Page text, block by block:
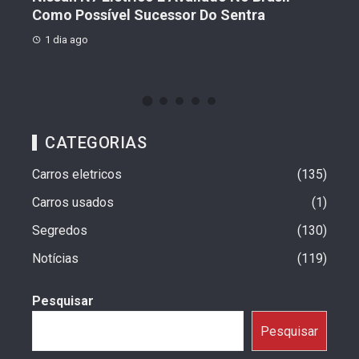
Como Possível Sucessor Do Sentra
1 dia ago
CATEGORIAS
Carros eletricos
135
Carros usados
1
Segredos
130
Notícias
119
Pesquisar
Pesquisar